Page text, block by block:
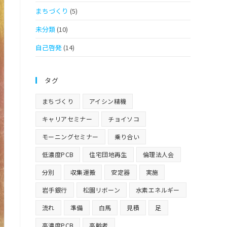
まちづくり (5)
未分類(10)
自己啓発(14)
タグ
まちづくり アイシン精機
キャリアセミナー チョイソコ
モーニングセミナー 乗り合い
低濃度PCB 住宅団地再生 倫理法人会
分別 収集運搬 安定器 実施
岩手銀行 松園リボーン 水素エネルギー
流れ 準備 白馬 見積 足
高濃度PCB 高齢者